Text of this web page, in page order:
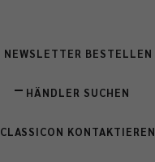
NEWSLETTER BESTELLEN
HÄNDLER SUCHEN
CLASSICON KONTAKTIEREN